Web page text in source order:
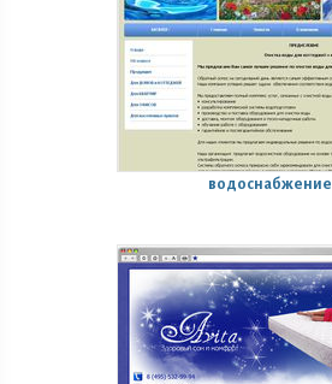
водоснабжение